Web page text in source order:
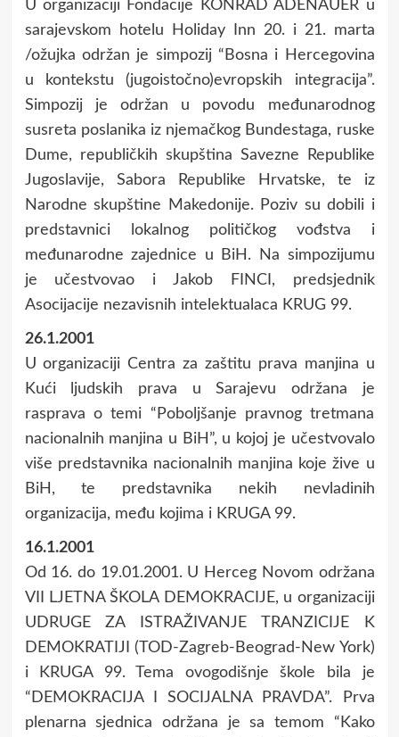
U organizaciji Fondacije KONRAD ADENAUER u
sarajevskom hotelu Holiday Inn 20. i 21. marta
/ožujka održan je simpozij “Bosna i Hercegovina
u kontekstu (jugoistočno)evropskih integracija”.
Simpozij je održan u povodu međunarodnog
susreta poslanika iz njemačkog Bundestaga, ruske
Dume, republičkih skupština Savezne Republike
Jugoslavije, Sabora Republike Hrvatske, te iz
Narodne skupštine Makedonije. Poziv su dobili i
predstavnici lokalnog političkog vođstva i
međunarodne zajednice u BiH. Na simpozijumu
je učestvovao i Jakob FINCI, predsjednik
Asocijacije nezavisnih intelektualaca KRUG 99.
26.1.2001
U organizaciji Centra za zaštitu prava manjina u
Kući ljudskih prava u Sarajevu održana je
rasprava o temi “Poboljšanje pravnog tretmana
nacionalnih manjina u BiH”, u kojoj je učestvovalo
više predstavnika nacionalnih manjina koje žive u
BiH, te predstavnika nekih nevladinih
organizacija, među kojima i KRUGA 99.
16.1.2001
Od 16. do 19.01.2001. U Herceg Novom održana
VII LJETNA ŠKOLA DEMOKRACIJE, u organizaciji
UDRUGE ZA ISTRAŽIVANJE TRANZICIJE K
DEMOKRATIJI (TOD-Zagreb-Beograd-New York)
i KRUGA 99. Tema ovogodišnje škole bila je
“DEMOKRACIJA I SOCIJALNA PRAVDA”. Prva
plenarna sjednica održana je sa temom “Kako